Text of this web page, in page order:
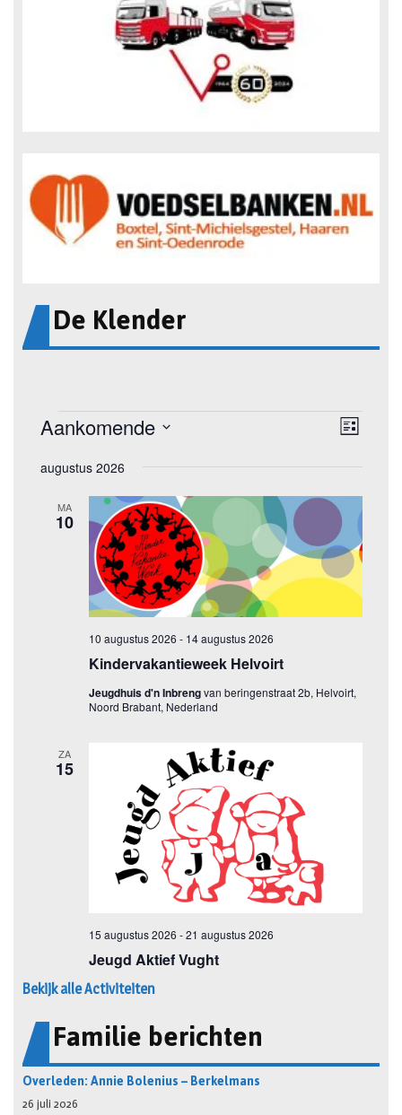
De Klender
Bekijk alle Activiteiten
Familie berichten
Overleden: Annie Bolenius – Berkelmans
26 juli 2026